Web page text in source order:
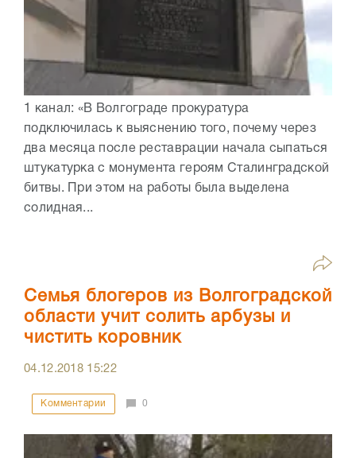
1 канал: «В Волгограде прокуратура
подключилась к выяснению того, почему через
два месяца после реставрации начала сыпаться
штукатурка с монумента героям Сталинградской
битвы. При этом на работы была выделена
солидная...
Семья блогеров из Волгоградской
области учит солить арбузы и
чистить коровник
04.12.2018 15:22
Комментарии 0